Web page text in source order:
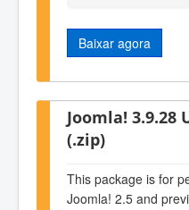
Baixar agora
Joomla! 3.9.28
(.zip)
This package is for
Joomla! 2.5 and